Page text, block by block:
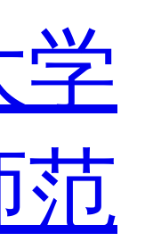
学
范